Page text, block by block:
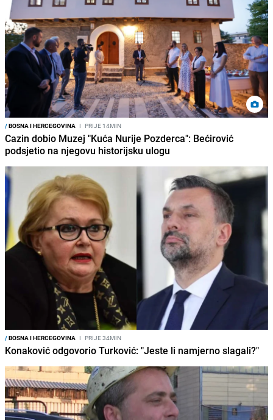
/BOSNA I HERCEGOVINA I PRIJE 14MIN
Cazin dobio Muzej "Kuća Nurije Pozderca": Bećirović
podsjetio na njegovu historijsku ulogu
/BOSNA I HERCEGOVINA I PRIJE 34MIN
Konaković odgovorio Turković: "Jeste li namjerno slagali?"